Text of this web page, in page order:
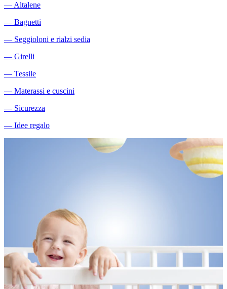
―Altalene
― Bagnetti
― Seggioloni e rialzi sedia
― Girelli
― Tessile
― Materassi e cuscini
― Sicurezza
― Idee regalo